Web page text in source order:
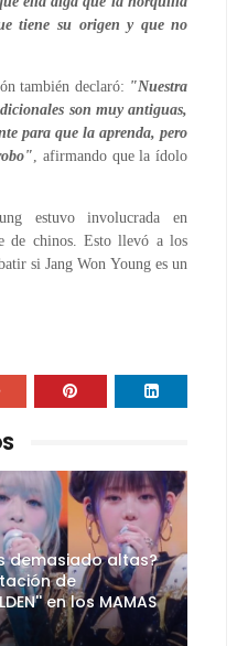
tiene su origen y que no
también declaró: "Nuestra
son muy antiguas,
para que la aprenda, pero
, afirmando que la ídolo
estuvo involucrada en
de chinos. Esto llevó a los
si Jang Won Young es un
demasiado altas?
de
en los MAMAS